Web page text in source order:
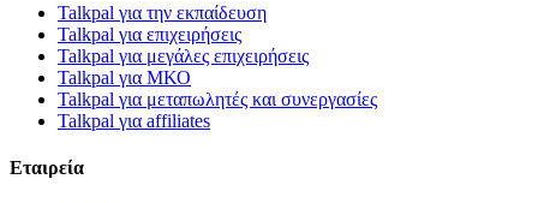
Talkpal για την εκπαίδευση
Talkpal για επιχειρήσεις
Talkpal για μεγάλες επιχειρήσεις
Talkpal για ΜΚΟ
Talkpal για μεταπωλητές και συνεργασίες
Talkpal για affiliates
Εταιρεία